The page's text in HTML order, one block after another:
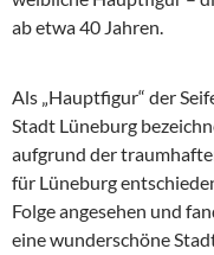
ab etwa 40 Jahren.
Als „Hauptfigur“ der
Stadt Lüneburg
aufgrund der
für Lüneburg
Folge angesehen und
eine wunderschöne